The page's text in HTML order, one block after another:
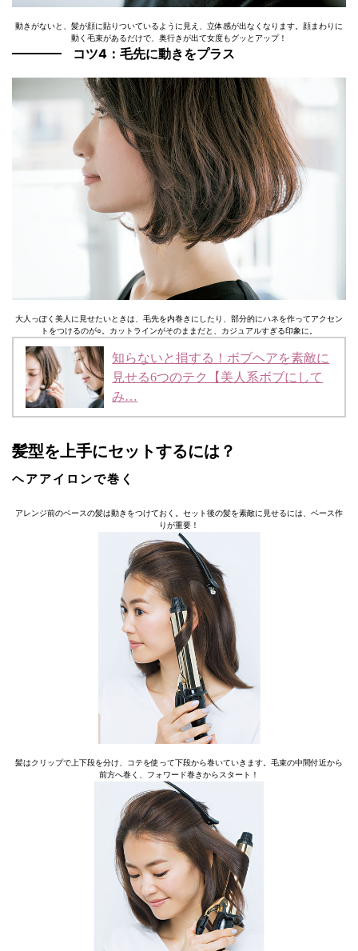
動きがないと、髪が顔に貼りついているように見え、立体感が出なくなります。顔まわりに
動く毛束があるだけで、奥行きが出て女度もグッとアップ！
コツ4：毛先に動きをプラス
大人っぽく美人に見せたいときは、毛先を内巻きにしたり、部分的にハネを作ってアクセン
トをつけるのが○。カットラインがそのままだと、カジュアルすぎる印象に。
知らないと損する！ボブヘアを素敵に
見せる6つのテク【美人系ボブにして
み…
髪型を上手にセットするには？
ヘアアイロンで巻く
アレンジ前のベースの髪は動きをつけておく。セット後の髪を素敵に見せるには、ベース作
りが重要！
髪はクリップで上下段を分け、コテを使って下段から巻いていきます。毛束の中間付近から
前方へ巻く、フォワード巻きからスタート！